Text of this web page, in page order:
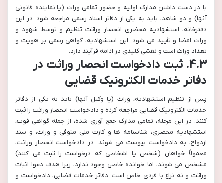
با در دست داشتن مدارک اولیه و حضور تمامی وراث (یا نماینده قانونی
آنها) و دو شاهد، باید به یکی از دفاتر اسناد رسمی مراجعه شود. در این
دفترخانه، استشهادیه محضری انحصار وراثت تنظیم و توسط شهود و
وراث امضا و تأیید می شود. این استشهادیه، گواهی رسمی بر هویت و
تعداد وراث است و نقشی کلیدی در ادامه فرآیند دارد.
۴.۳. ثبت دادخواست انحصار وراثت در
دفاتر خدمات الکترونیک قضایی
پس از تنظیم استشهادیه، وراث (یا وکیل آنها) باید به یکی از دفاتر
خدمات الکترونیک قضایی مراجعه کرده و دادخواست انحصار وراثت را ثبت
کنند. در این مرحله، تمامی مدارک جمع آوری شده، از جمله گواهی فوت،
استشهادیه محضری، شناسنامه ها و کارت ملی متوفی و وراث، و سند
ازدواج، به دادخواست پیوست می شوند. در دادخواست انحصار وراثت،
معمولاً خواهان (شخص یا اشخاصی که درخواست را ثبت می کنند)
مشخص می شوند، اما خوانده خاصی وجود ندارد، زیرا هدف دعوا اثبات
وراثت و نه نزاع با فردی خاص است. دفاتر خدمات قضایی، دادخواست و